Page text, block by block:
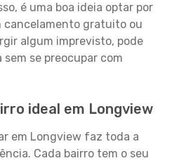
é uma boa ideia optar por
cancelamento gratuito ou
algum imprevisto, pode
se preocupar com
ideal em Longview
em Longview faz toda a
Cada bairro tem o seu